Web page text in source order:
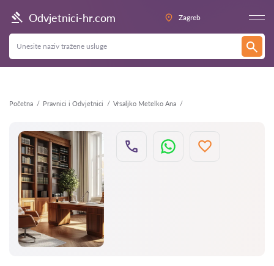
Odvjetnici-hr.com Zagreb
Početna Pravnici i Odvjetnici Vrsaljko Metelko Ana
Natrag